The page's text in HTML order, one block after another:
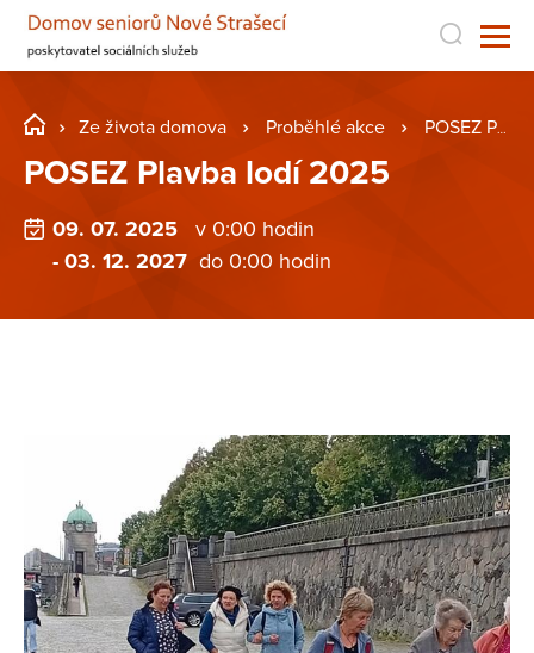
Ze života domova Proběhlé akce POSEZ Plavba lodí 2025
POSEZ Plavba lodí 2025
09. 07. 2025
v 0:00 hodin
- 03. 12. 2027 do 0:00 hodin